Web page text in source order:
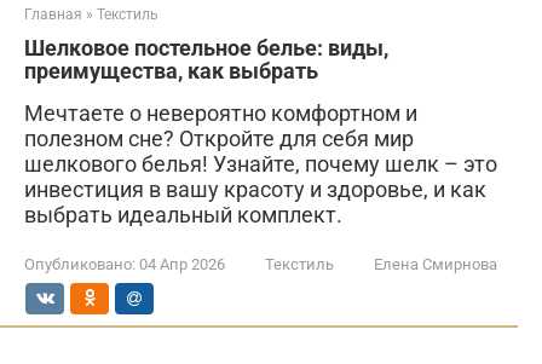
Главная » Текстиль
Шелковое постельное белье: виды,
преимущества, как выбрать
Мечтаете о невероятно комфортном и
полезном сне? Откройте для себя мир
шелкового белья! Узнайте, почему шелк – это
инвестиция в вашу красоту и здоровье, и как
выбрать идеальный комплект.
Опубликовано: 04 Апр 2026 Текстиль Елена Смирнова